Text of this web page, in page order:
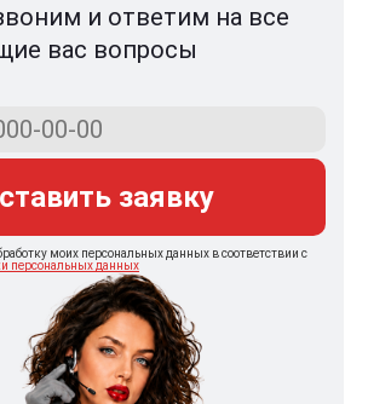
и ответим на все
вас вопросы
заявку
моих персональных данных в соответствии с
персональных данных